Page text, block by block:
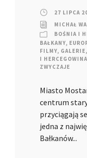
27 LIPCA
MICHAŁ
BOŚNIA I
BAŁKANY,
FILMY, GALERIE,
I
ZWYCZAJE
Miasto
centrum
przyciągają
jedna z
Bałkanów...